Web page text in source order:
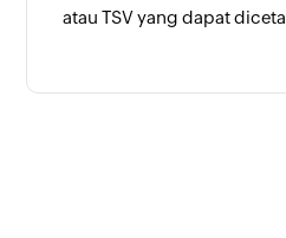
atau TSV yang dapat